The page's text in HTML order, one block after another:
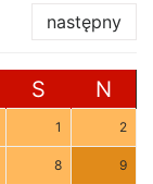
następny
S N
1 2
8 9